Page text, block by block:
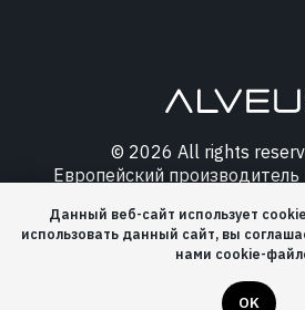
© 2026 All rights
Европейский
Данный веб-сайт использует
использовать данный сайт, вы
нами cookie-
OK